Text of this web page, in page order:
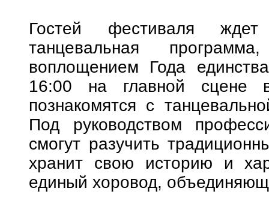
Гостей фестиваля
танцевальная
воплощением Года
16:00 на главной сцене
познакомятся с
Под руководством
смогут разучить
хранит свою историю и
единый хоровод,